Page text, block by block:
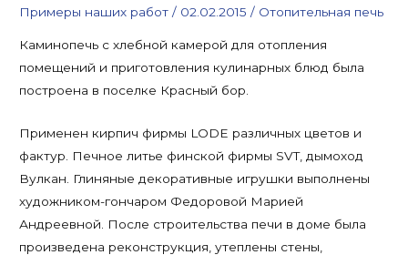
Примеры наших работ / 02.02.2015 / Отопительная печь
Каминопечь с хлебной камерой для отопления
помещений и приготовления кулинарных блюд была
построена в поселке Красный бор.
Применен кирпич фирмы LODE различных цветов и
фактур. Печное литье финской фирмы SVT, дымоход
Вулкан. Глиняные декоративные игрушки выполнены
художником-гончаром Федоровой Марией
Андреевной. После строительства печи в доме была
произведена реконструкция, утеплены стены,